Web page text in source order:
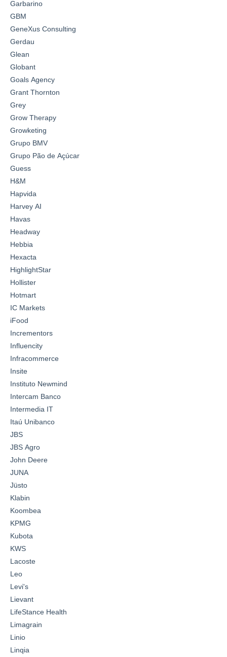
Garbarino
GBM
GeneXus Consulting
Gerdau
Glean
Globant
Goals Agency
Grant Thornton
Grey
Grow Therapy
Growketing
Grupo BMV
Grupo Pão de Açúcar
Guess
H&M
Hapvida
Harvey AI
Havas
Headway
Hebbia
Hexacta
HighlightStar
Hollister
Hotmart
IC Markets
iFood
Incrementors
Influencity
Infracommerce
Insite
Instituto Newmind
Intercam Banco
Intermedia IT
Itaú Unibanco
JBS
JBS Agro
John Deere
JUNA
Jüsto
Klabin
Koombea
KPMG
Kubota
KWS
Lacoste
Leo
Levi's
Lievant
LifeStance Health
Limagrain
Linio
Linqia